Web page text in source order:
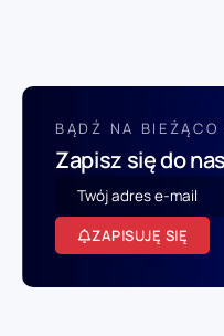
BĄDŹ NA
Zapisz się do
ZAPISUJĘ SIĘ